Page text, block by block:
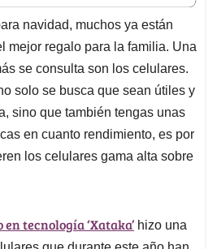
e
a
d
s
navidad, muchos ya están
mejor regalo para la familia. Una
se consulta son los celulares.
solo se busca que sean útiles y
sino que también tengas unas
en cuanto rendimiento, es por
los celulares gama alta sobre
tecnología ‘Xataka’ hizo una